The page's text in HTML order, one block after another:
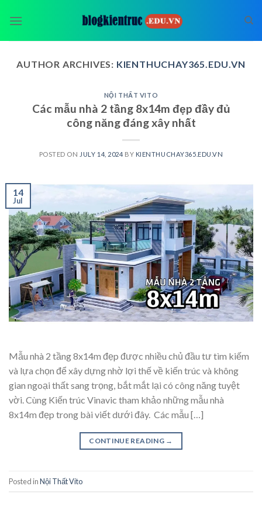
AUTHOR ARCHIVES: KIENTHUCHAY365.EDU.VN
NỘI THẤT VITO
Các mẫu nhà 2 tầng 8x14m đẹp đầy đủ
công năng đáng xây nhất
POSTED ON JULY 14, 2024 BY KIENTHUCHAY365.EDU.VN
14
Jul
Mẫu nhà 2 tầng 8x14m đẹp được nhiều chủ đầu tư tìm kiếm
và lựa chọn để xây dựng nhờ lợi thế về kiến trúc và không
gian ngoại thất sang trọng, bắt mắt lại có công năng tuyệt
vời. Cùng Kiến trúc Vinavic tham khảo những mẫu nhà
8x14m đẹp trong bài viết dưới đây. Các mẫu […]
CONTINUE READING →
Posted inNội Thất Vito